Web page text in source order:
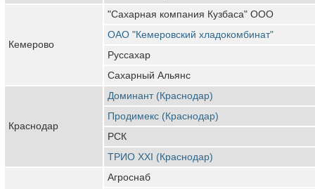
Кемерово
"Сахарная компания Кузбаса" ООО
ОАО "Кемеровский хладокомбинат"
Руссахар
Сахарный Альянс
Краснодар
Доминант (Краснодар)
Продимекс (Краснодар)
РСК
ТРИО XXI (Краснодар)
Агроснаб